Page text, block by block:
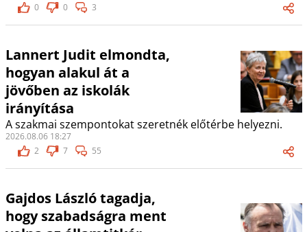
0
0 3
Lannert Judit elmondta,
hogyan alakul át a
jövőben az iskolák
irányítása
A szakmai szempontokat szeretnék előtérbe helyezni.
2026.08.06 18:27
2
7 55
Gajdos László tagadja,
hogy szabadságra ment